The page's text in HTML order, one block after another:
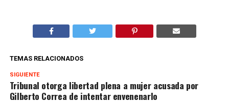
TEMAS RELACIONADOS
SIGUIENTE
Tribunal otorga libertad plena a mujer acusada por
Gilberto Correa de intentar envenenarlo